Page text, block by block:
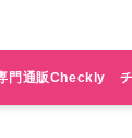
門通販Checkly チ